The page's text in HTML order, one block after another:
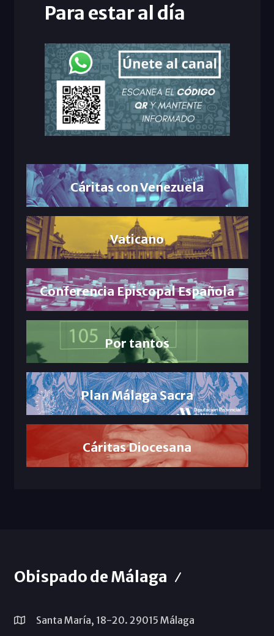
Para estar al día
Cáritas con Venezuela
Vaticano
Conferencia Episcopal Española
Por tantos
Plan Málaga Sacra
Cáritas Diocesana
Obispado de Málaga
Santa María, 18-20. 29015 Málaga